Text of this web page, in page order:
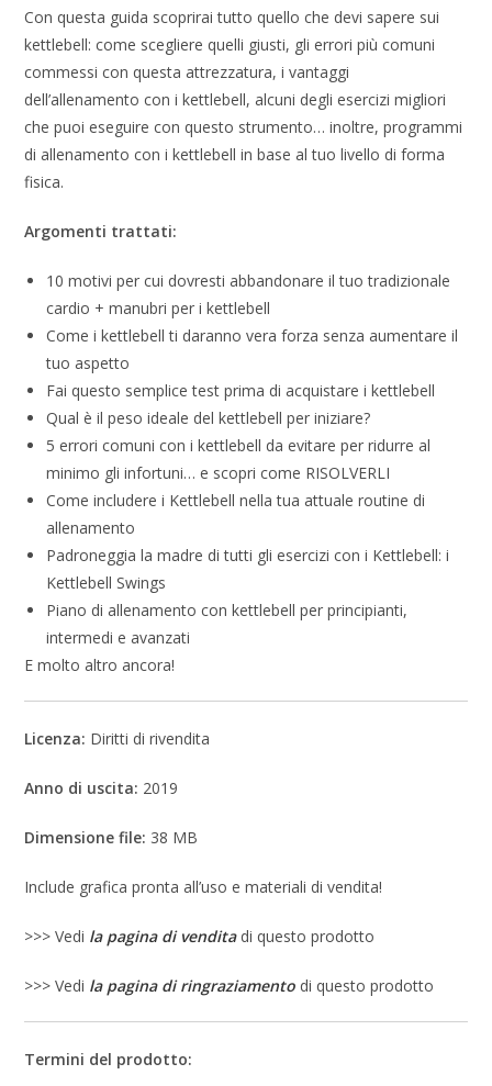
Con questa guida scoprirai tutto quello che devi sapere sui
kettlebell: come scegliere quelli giusti, gli errori più comuni
commessi con questa attrezzatura, i vantaggi
dell’allenamento con i kettlebell, alcuni degli esercizi migliori
che puoi eseguire con questo strumento… inoltre, programmi
di allenamento con i kettlebell in base al tuo livello di forma
fisica.
Argomenti trattati:
10 motivi per cui dovresti abbandonare il tuo tradizionale
cardio + manubri per i kettlebell
Come i kettlebell ti daranno vera forza senza aumentare il
tuo aspetto
Fai questo semplice test prima di acquistare i kettlebell
Qual è il peso ideale del kettlebell per iniziare?
5 errori comuni con i kettlebell da evitare per ridurre al
minimo gli infortuni… e scopri come RISOLVERLI
Come includere i Kettlebell nella tua attuale routine di
allenamento
Padroneggia la madre di tutti gli esercizi con i Kettlebell: i
Kettlebell Swings
Piano di allenamento con kettlebell per principianti,
intermedi e avanzati
E molto altro ancora!
Licenza: Diritti di rivendita
Anno di uscita: 2019
Dimensione file: 38 MB
Include grafica pronta all’uso e materiali di vendita!
>>> Vedi la pagina di venditadi questo prodotto
>>> Vedi la pagina di ringraziamento di questo prodotto
Termini del prodotto: